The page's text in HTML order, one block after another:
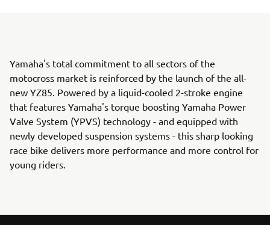
Yamaha's total commitment to all sectors of the
motocross market is reinforced by the launch of the all-
new YZ85. Powered by a liquid-cooled 2-stroke engine
that features Yamaha's torque boosting Yamaha Power
Valve System (YPVS) technology - and equipped with
newly developed suspension systems - this sharp looking
race bike delivers more performance and more control for
young riders.